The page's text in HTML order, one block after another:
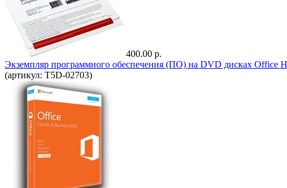
400.00 р.
Экземпляр программного обеспечения (ПО) на DVD дисках Office
(артикул: T5D-02703)